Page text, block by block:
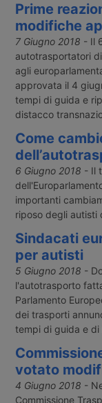
Prime
modifiche
7 Giugno 2018 - Il
autotrasportatori
agli
approvata il 4
tempi di guida e
distacco
Come
6 Giugno 2018 - Il
importanti
riposo degli autisti
Sindacati
per autisti
5 Giugno 2018 -
l'autotrasporto
Parlamento
dei trasporti
tempi di guida e di
votato
4 Giugno 2018 -
Commissione